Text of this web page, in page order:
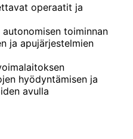
operaatit ja
toiminnan
ja apujärjestelmien
hyödyntämisen ja
avulla